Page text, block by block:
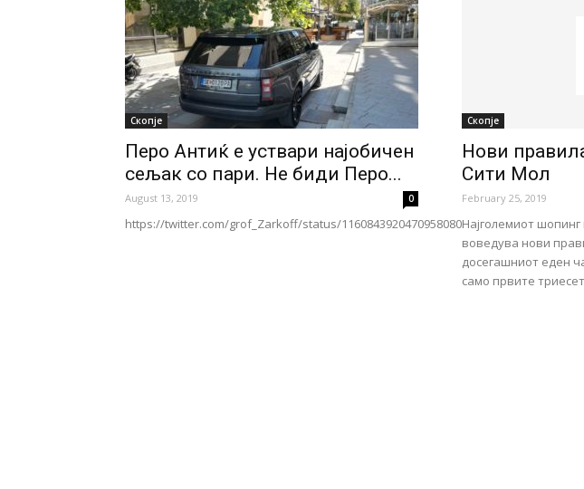
Скопје
Перо Антиќ е уствари најобичен
сељак со пари. Не биди Перо...
August 13, 2019 0
https://twitter.com/grof_Zarkoff/status/1160843920470958080
Скопје
Нови
Сити Мол
February 25, 2019
Најголемиот
воведува нови
досегашниот еден
само првите